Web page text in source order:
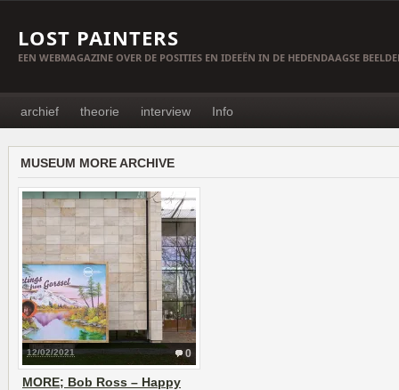
LOST PAINTERS
EEN WEBMAGAZINE OVER DE POSITIES EN IDEEËN IN DE HEDENDAAGSE
archief theorie interview Info
MUSEUM MORE ARCHIVE
0
12/02/2021
MORE; Bob Ross – Happy